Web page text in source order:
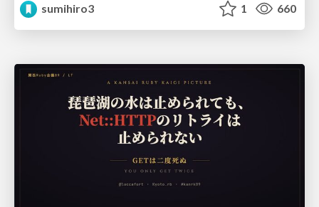
sumihiro3
1 660